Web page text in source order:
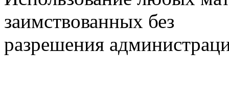
заимствованных без
разрешения